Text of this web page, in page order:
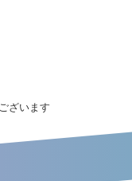
ざいます